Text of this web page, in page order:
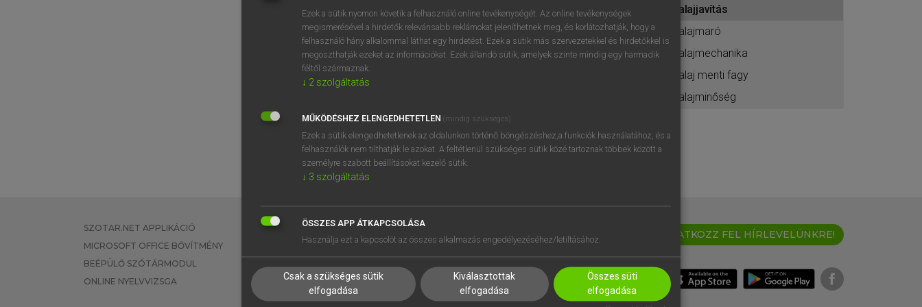
BELÉPÉS
próbaverziójának elindításához
regisztrálok ésbelépek.
REGISZTRÁCIÓ
talajjavítás
talajmaró
talajmechanika
talaj menti fagy
talajminőség
SZOTAR.NET APPLIKÁCIÓ
MICROSOFT OFFICE BŐVÍTMÉNY
BEÉPÜLŐ SZÓTÁRMODUL
ONLINE NYELVVIZSGA
EGYÉNI FELHASZNÁLÓKNAK
TANULÓKNAK
VÁLLALATI MEGOLDÁSOK
SÚGÓ
RÓLUNK
SÜTI BEÁLLÍTÁSOK
IRATKOZZ FEL HÍRLEVELÜNKRE!
Ezek a sütik nyomon követik a felhasználó online tevékenységét. Az online tevékenységek
megismerésével a hirdetők relevánsabb reklámokat jeleníthetnek meg, és korlátozhatják, hogy a
felhasználó hány alkalommal láthat egy hirdetést. Ezek a sütik más szervezetekkel és hirdetőkkel is
megoszthatják ezeket az információkat. Ezek állandó sütik, amelyek szinte mindig egy harmadik
féltől származnak.
↓ 2 szolgáltatás
MŰKÖDÉSHEZ ELENGEDHETETLEN (mindig szükséges)
Ezek a sütik elengedhetetlenek az oldalunkon történő böngészéshez,a funkciók használatához, és a
felhasználók nem tilthatják le azokat. A feltétlenül szükséges sütik közé tartoznak többek között a
személyre szabott beállításokat kezelő sütik.
↓ 3 szolgáltatás
ÖSSZES APP ÁTKAPCSOLÁSA
Használja ezt a kapcsolót az összes alkalmazás engedélyezéséhez/letiltásához.
Csak a szükséges sütik
elfogadása
Kiválasztottak
elfogadása
Összes süti
elfogadása